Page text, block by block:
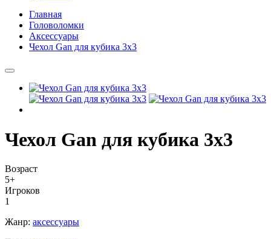
Главная
Головоломки
Аксессуары
Чехол Gan для кубика 3х3
Чехол Gan для кубика 3х3
Возраст
5+
Игроков
1
Жанр: аксессуары